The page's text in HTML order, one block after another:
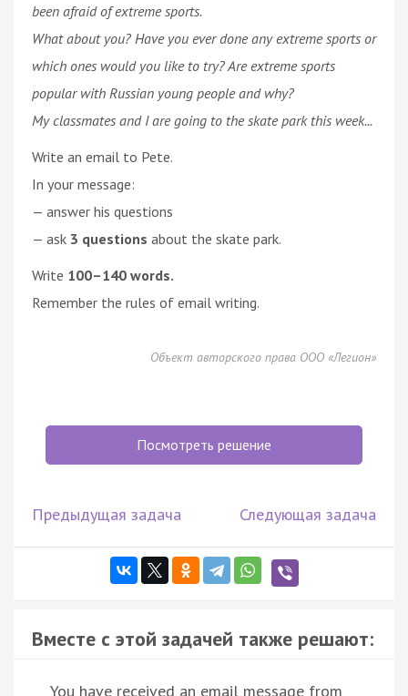
been afraid of extreme sports.
What about you? Have you ever done any extreme sports or
which ones would you like to try? Are extreme sports
popular with Russian young people and why?
My classmates and I are going to the skate park this week...
Write an email to Pete.
In your message:
— answer his questions
— ask 3 questions about the skate park.
Write 100–140 words.
Remember the rules of email writing.
Объект авторского права ООО «Легион»
Посмотреть решение
Предыдущая задача Следующая задача
Вместе с этой задачей также решают:
You have received an email message from